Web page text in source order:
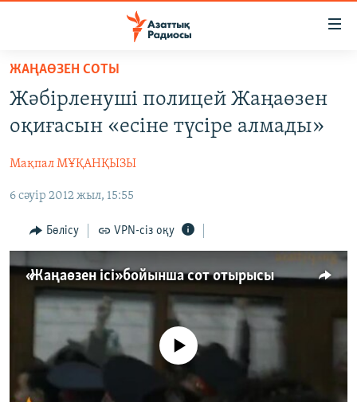
Skip
main
content
to
Navigation
Search
ЖАҢАЛЫҚТАР
САЯСАТ
ҚАҢТАР ОҚИҒАСЫ
АДАМ ҚҰҚЫҚТАРЫ
ӘЛЕУМЕТ
ӘЛЕМ
АРНАЙЫ ЖОБАЛАР
Русский
ЖАЗЫЛЫҢЫЗ
ЖАҢАӨЗЕН СОТЫ
Жәбірленуші полицей Жаңаөзен
оқиғасын «есіне түсіре алмады»
Мақпал МҰҚАНҚЫЗЫ
6 сәуір 2012 жыл, 15:55
Бөлісу VPN-сіз оқу
«Жаңаөзен ісі» бойынша сот отырысы
No media source currently available